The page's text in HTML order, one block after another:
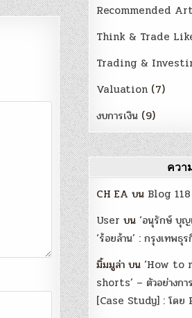
Recommended
Think & Trade
Trading &
Valuation (7)
งบการเงิน (9)
ควา
CH EA บน Blog 118
User บน‘อนุรักษ์ บุ
‘ร้อยล้าน’ : กรุงเทพธุ
มิ้มมูล่า บน‘How to
shorts’ – ตัวอย่างก
[Case Study] : โดย